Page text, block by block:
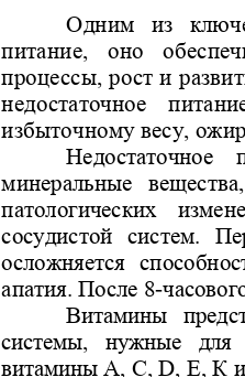
Одним  из
питание,  оно
процессы, рост и
недостаточное
избыточному весу,
Недостаточное
минеральные
патологических
сосудистой  систем.
осложняется
апатия. После 8 -
Витамины
системы,  нужные  для
витамины А, С, D, Е, К